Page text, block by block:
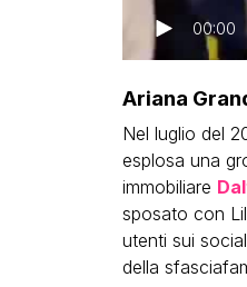
00:00
Ariana
Nel luglio del
esplosa una
immobiliare
sposato con
utenti sui
della